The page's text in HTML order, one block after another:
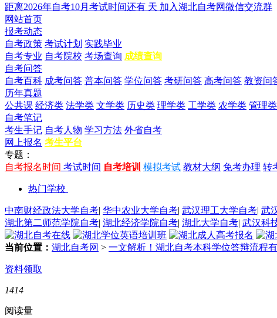
距离2026年自考10月考试时间还有 天 加入湖北自考网微信交流群
网站首页
报考动态
自考政策 考试计划 实践毕业
自考专业 自考院校 考场查询 成绩查询
自考问答
自考百科 成考问答 普本问答 学位问答 考研问答 高考问答 教资问
历年真题
公共课 经济类 法学类 文学类 历史类 理学类 工学类 农学类 管理类
自考笔记
考生手记 自考人物 学习方法 外省自考
网上报名 考生平台
专题：
自考报名时间 考试时间 自考培训 模拟考试 教材大纲 免考办理 转
热门学校
中南财经政法大学自考| 华中农业大学自考| 武汉理工大学自考| 武
湖北第二师范学院自考| 湖北经济学院自考| 湖北大学自考| 武汉科
当前位置： 湖北自考网 > 一文解析！湖北自考本科学位答辩流程
资料领取
1414
阅读量